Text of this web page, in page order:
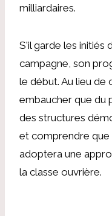
milliardaires.
S'il garde les initiés
campagne, son
le début. Au lieu de
embaucher que du
des structures
et comprendre
adoptera une
la classe ouvrière.